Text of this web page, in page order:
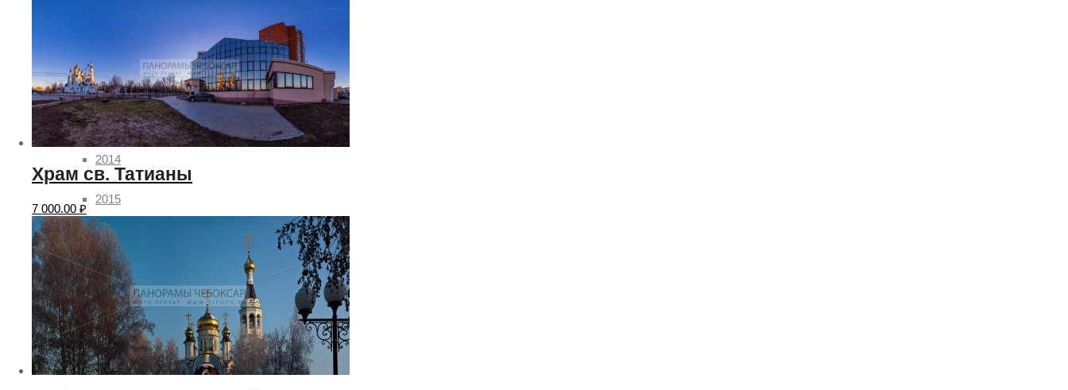
2012
2013
2014
2015
2016
2017
2018
2019
Храм св. Татианы
7 000.00 ₽